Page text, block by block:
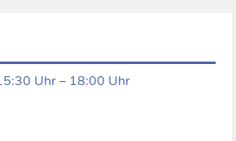
Uhr – 18:00 Uhr